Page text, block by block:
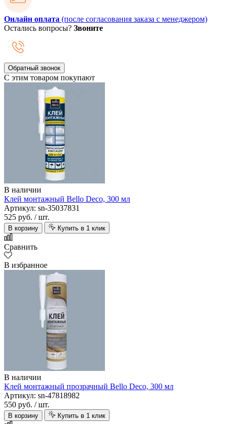
Онлайн оплата (после согласования заказа с менеджером)
Остались вопросы? Звоните
Обратный звонок
С этим товаром покупают
В наличии
Клей монтажный Bello Deco, 300 мл
Артикул: sn-35037831
525 руб. / шт.
В корзину Купить в 1 клик
Сравнить
В избранное
В наличии
Клей монтажный прозрачный Bello Deco, 300 мл
Артикул: sn-47818982
550 руб. / шт.
В корзину Купить в 1 клик